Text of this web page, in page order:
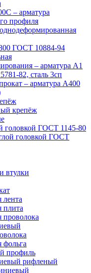
– арматура
профиля
ГОСТ 10884-94
– арматура А1
82, сталь 3сп
– арматура А400
крепёж
головкой ГОСТ 1145-80
головкой ГОСТ
втулки
плита
профиль
рифленый